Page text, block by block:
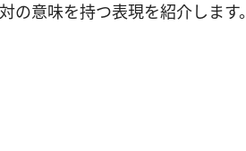
の意味を持つ表現を紹介します。